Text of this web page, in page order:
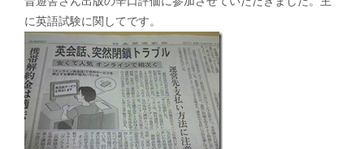
に英語試験に関してです。